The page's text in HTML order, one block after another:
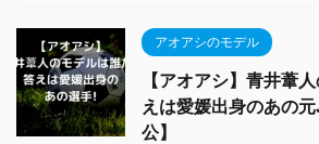
アオアシのモデル
【アオアシ】青井葦
えは愛媛出身のあの
公】